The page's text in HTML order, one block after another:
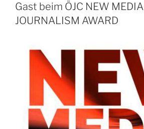
Gast beim ÖJC NEW MEDIA
JOURNALISM AWARD